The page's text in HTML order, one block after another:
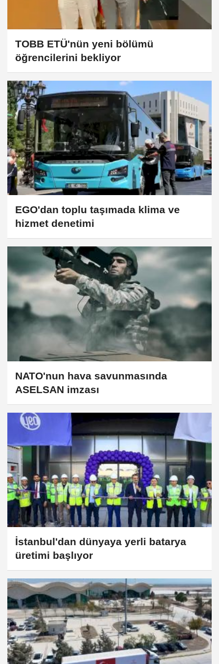
TOBB ETÜ'nün yeni bölümü
öğrencilerini bekliyor
EGO'dan toplu taşımada klima ve
hizmet denetimi
NATO'nun hava savunmasında
ASELSAN imzası
İstanbul'dan dünyaya yerli batarya
üretimi başlıyor